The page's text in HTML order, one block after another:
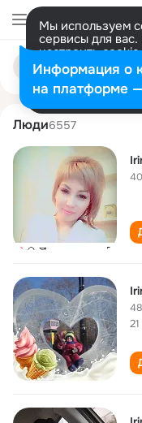
Мы используем
сервисы для
настроить
представитель.
Разрешить все
Поиск
людям
irina tarasova
Люди6557
Информация о
на платформе